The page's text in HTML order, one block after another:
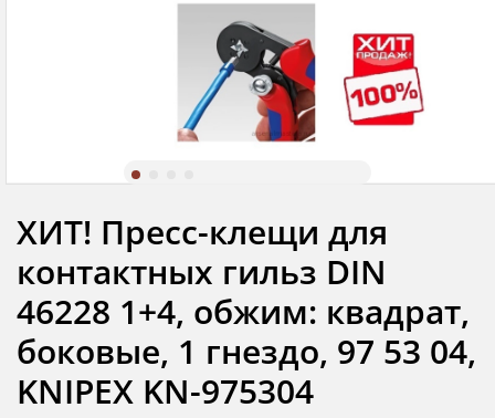
ХИТ! Пресс-клещи для
контактных гильз DIN
46228 1+4, обжим: квадрат,
боковые, 1 гнездо, 97 53 04,
KNIPEX KN-975304